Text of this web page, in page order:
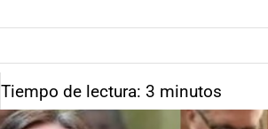
Tiempo de lectura: 3 minutos